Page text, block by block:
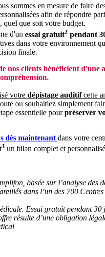
sommes en mesure de faire
afin de répondre
, quel que soit votre budget.
d'un essai gratuit2 pendant
dans votre environnement
finale.
nos clients bénéficient d'une
votre dépistage auditifcette
ou souhaitiez simplement
essentielle pourpréserver
dès maintenant dans votre
3 un bilan complet et
basée sur l’analyse des
dans l’un des 700
Essai gratuit pendant 30
résulte d’une obligation